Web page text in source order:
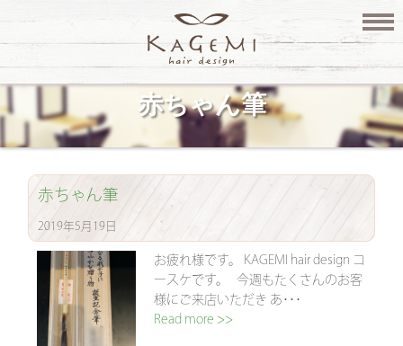
赤ちゃん筆
赤ちゃん筆
2019年5月19日
お疲れ様です。 KAGEMI hair design コ
ースケです。 今週もたくさんのお客
様にご来店いただき あ･･･
Read more >>